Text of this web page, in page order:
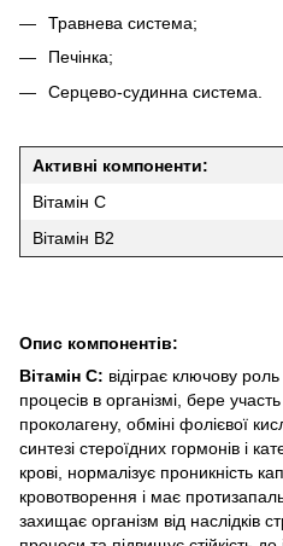
Травнева
Печінка;
Серцево-судинна система.
Активні компоненти:
Вітамін С
Вітамін В2
Опис компонентів:
Вітамін С: відіграє ключову
процесів в організмі, бере
проколагену, обміні фолієвої
синтезі стероїдних гормонів і
крові, нормалізує проникність
кровотворення і має
захищає організм від наслідків